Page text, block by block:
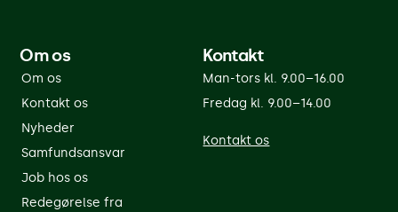
Om os
Om os
Kontakt os
Nyheder
Samfundsansvar
Job hos os
Redegørelse fra
Kontakt
Man-tors kl. 9.00–16.00
Fredag kl. 9.00–14.00
Kontakt os